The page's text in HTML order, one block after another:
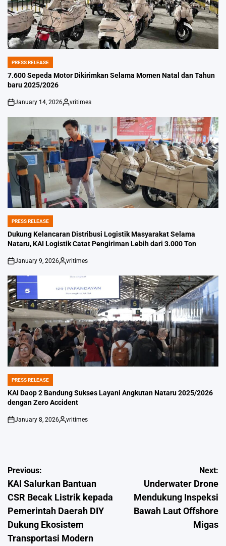
POSTED
IN
PRESS RELEASE
7.600 Sepeda Motor Dikirimkan Selama Momen Natal dan Tahun
baru 2025/2026
on
January 14, 2026
Posted
vritimes
POSTED
IN
PRESS RELEASE
Dukung Kelancaran Distribusi Logistik Masyarakat Selama
Nataru, KAI Logistik Catat Pengiriman Lebih dari 3.000 Ton
on
January 9, 2026
Posted
vritimes
POSTED
IN
PRESS RELEASE
KAI Daop 2 Bandung Sukses Layani Angkutan Nataru 2025/2026
dengan Zero Accident
on
January 8, 2026
Posted
vritimes
Post
navigation
Previous:
KAI Salurkan Bantuan
CSR Becak Listrik kepada
Pemerintah Daerah DIY
Dukung Ekosistem
Transportasi Modern
Next:
Underwater Drone
Mendukung Inspeksi
Bawah Laut Offshore
Migas